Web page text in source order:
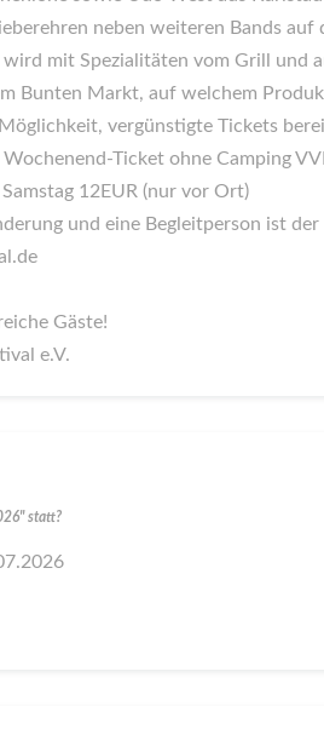
neben weiteren Bands auf
mit Spezialitäten vom Grill und
Bunten Markt, auf welchem
vergünstigte Tickets
Ticket ohne Camping
12EUR (nur vor Ort)
und eine Begleitperson ist
Gäste!
e.V.
statt?